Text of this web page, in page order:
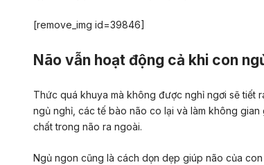
[remove_img id=39846]
Não vẫn hoạt động cả khi con
Thức quá khuya mà không được nghỉ ngơi sẽ tiết
ngủ nghỉ, các tế bào não co lại và làm không
chất trong não ra ngoài.
Ngủ ngon cũng là cách dọn dẹp giúp não của